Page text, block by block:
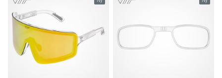
varje
match,
mål
och…
9. 6. 2025